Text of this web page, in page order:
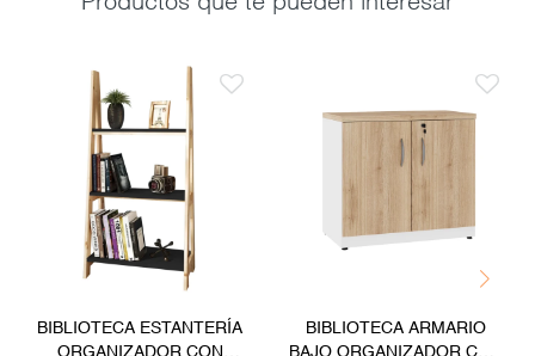
BIBLIOTECA ESTANTERÍA
ORGANIZADOR CON
BIBLIOTECA ARMARIO
BAJO ORGANIZADOR CON